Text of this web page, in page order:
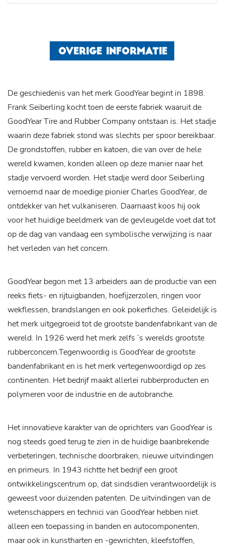
OVERIGE INFORMATIE
De geschiedenis van het merk GoodYear begint in 1898.
Frank Seiberling kocht toen de eerste fabriek waaruit de
GoodYear Tire and Rubber Company ontstaan is. Het stadje
waarin deze fabriek stond was slechts per spoor bereikbaar.
De grondstoffen, rubber en katoen, die van over de hele
wereld kwamen, konden alleen op deze manier naar het
stadje vervoerd worden. Het stadje werd door Seiberling
vernoemd naar de moedige pionier Charles GoodYear, de
ontdekker van het vulkaniseren. Daarnaast koos hij ook
voor het huidige beeldmerk van de gevleugelde voet dat tot
op de dag van vandaag een symbolische verwijzing is naar
het verleden van het concern.
GoodYear begon met 13 arbeiders aan de productie van een
reeks fiets- en rijtuigbanden, hoefijzerzolen, ringen voor
wekflessen, brandslangen en ook pokerfiches. Geleidelijk is
het merk uitgegroeid tot de grootste bandenfabrikant van de
wereld. In 1926 werd het merk zelfs ‘s werelds grootste
rubberconcern.Tegenwoordig is GoodYear de grootste
bandenfabrikant en is het merk vertegenwoordigd op zes
continenten. Het bedrijf maakt allerlei rubberproducten en
polymeren voor de industrie en de autobranche.
Het innovatieve karakter van de oprichters van GoodYear is
nog steeds goed terug te zien in de huidige baanbrekende
verbeteringen, technische doorbraken, nieuwe uitvindingen
en primeurs. In 1943 richtte het bedrijf een groot
ontwikkelingscentrum op, dat sindsdien verantwoordelijk is
geweest voor duizenden patenten. De uitvindingen van de
wetenschappers en technici van GoodYear hebben niet
alleen een toepassing in banden en autocomponenten,
maar ook in kunstharten en -gewrichten, kleefstoffen,